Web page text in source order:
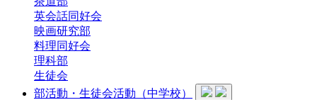
英会話同好会
映画研究部
料理同好会
理科部
生徒会
部活動・生徒会活動（中学校）